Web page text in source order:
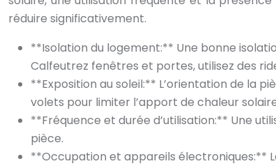
réduire significativement.
**Isolation du logement:** Une bonne
Calfeutrez fenêtres et portes, utilisez des
**Exposition au soleil:** L’orientation de la
volets pour limiter l’apport de chaleur
**Fréquence et durée d’utilisation:** Une
pièce.
**Occupation et appareils électroniques:**